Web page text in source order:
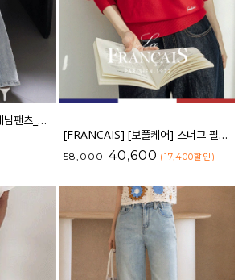
시엔 백 플랩포켓 부츠컷 데님팬츠_53DP865
[FRANCAIS] [보풀케어] 스너그 필링케어 비스코스 브이넥 니트_F6S197KN
58,000 40,600 (17,400할인 )